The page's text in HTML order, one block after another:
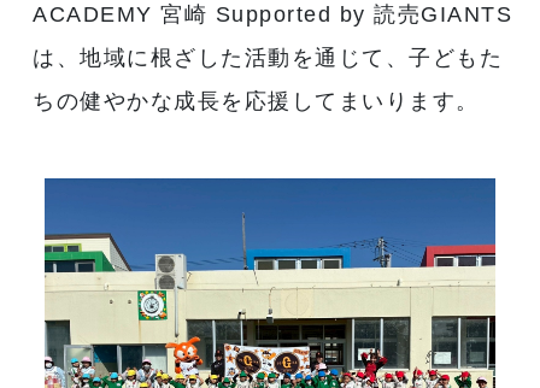
ACADEMY 宮崎 Supported by 読売GIANTS
は、地域に根ざした活動を通じて、子どもた
ちの健やかな成長を応援してまいります。